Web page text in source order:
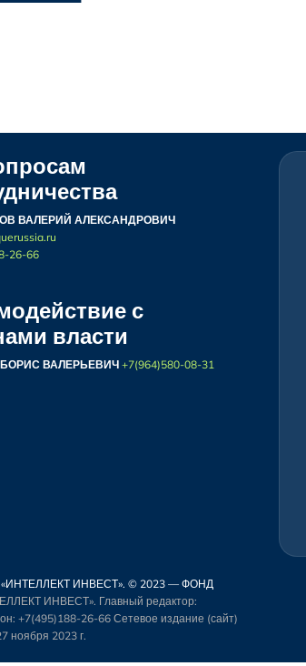
ВАЛЕРИЙ АЛЕКСАНДРОВИЧ
26-66
с
власти
ВАЛЕРЬЕВИЧ +7(964)580-08-31
«ИНТЕЛЛЕКТ ИНВЕСТ». © 2023 — ФОНД
ИНВЕСТ». Главный редактор:
+7(495)188-26-66Сетевое издание (сайт)
ноября 2023 г.